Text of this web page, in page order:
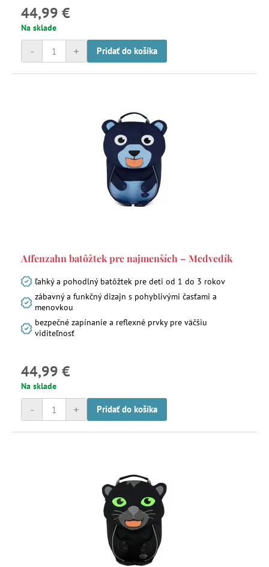
44,99 €
Na sklade
+
- Pridať do košíka
Affenzahn batôžtek pre najmenších – Medvedík
ľahký a pohodlný batôžtek pre deti od 1 do 3 rokov
zábavný a funkčný dizajn s pohyblivými časťami a
menovkou
bezpečné zapínanie a reflexné prvky pre väčšiu
viditeľnosť
44,99 €
Na sklade
+
- Pridať do košíka